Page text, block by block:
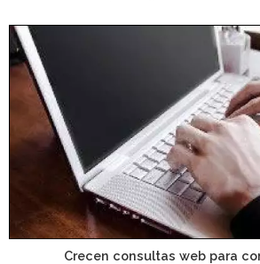
Crecen consultas web para